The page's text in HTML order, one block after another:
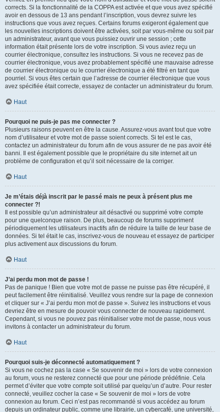
corrects. Si la fonctionnalité de la COPPA est activée et que vous avez spécifié
avoir en dessous de 13 ans pendant l’inscription, vous devrez suivre les
instructions que vous avez reçues. Certains forums exigeront également que
les nouvelles inscriptions doivent être activées, soit par vous-même ou soit par
un administrateur, avant que vous puissiez ouvrir une session ; cette
information était présente lors de votre inscription. Si vous aviez reçu un
courrier électronique, consultez les instructions. Si vous ne recevez pas de
courrier électronique, vous avez probablement spécifié une mauvaise adresse
de courrier électronique ou le courrier électronique a été filtré en tant que
pourriel. Si vous êtes certain que l’adresse de courrier électronique que vous
avez spécifiée était correcte, essayez de contacter un administrateur du forum.
Haut
Pourquoi ne puis-je pas me connecter ?
Plusieurs raisons peuvent en être la cause. Assurez-vous avant tout que votre
nom d’utilisateur et votre mot de passe soient corrects. Si tel est le cas,
contactez un administrateur du forum afin de vous assurer de ne pas avoir été
banni. Il est également possible que le propriétaire du site internet ait un
problème de configuration et qu’il soit nécessaire de la corriger.
Haut
Je m’étais déjà inscrit par le passé mais ne peux à présent plus me
connecter ?!
Il est possible qu’un administrateur ait désactivé ou supprimé votre compte
pour une quelconque raison. De plus, beaucoup de forums suppriment
périodiquement les utilisateurs inactifs afin de réduire la taille de leur base de
données. Si tel était le cas, inscrivez-vous de nouveau et essayez de participer
plus activement aux discussions du forum.
Haut
J’ai perdu mon mot de passe !
Pas de panique ! Bien que votre mot de passe ne puisse pas être récupéré, il
peut facilement être réinitialisé. Veuillez vous rendre sur la page de connexion
et cliquer sur « J’ai perdu mon mot de passe ». Suivez les instructions et vous
devriez être en mesure de pouvoir vous connecter de nouveau rapidement.
Cependant, si vous ne pouvez pas réinitialiser votre mot de passe, nous vous
invitons à contacter un administrateur du forum.
Haut
Pourquoi suis-je déconnecté automatiquement ?
Si vous ne cochez pas la case « Se souvenir de moi » lors de votre connexion
au forum, vous ne resterez connecté que pour une période prédéfinie. Cela
permet d’éviter que votre compte soit utilisé par quelqu’un d’autre. Pour rester
connecté, veuillez cocher la case « Se souvenir de moi » lors de votre
connexion au forum. Ceci n’est pas recommandé si vous accédez au forum
depuis un ordinateur public, comme une librairie, un cybercafé, une université,